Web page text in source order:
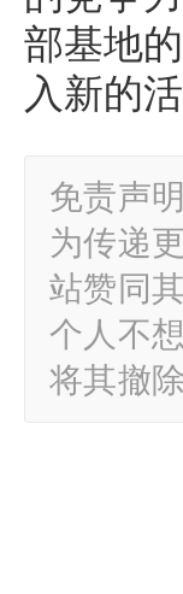
部基地
入新的
免责声
为传递
站赞同
个人不
将其撤除